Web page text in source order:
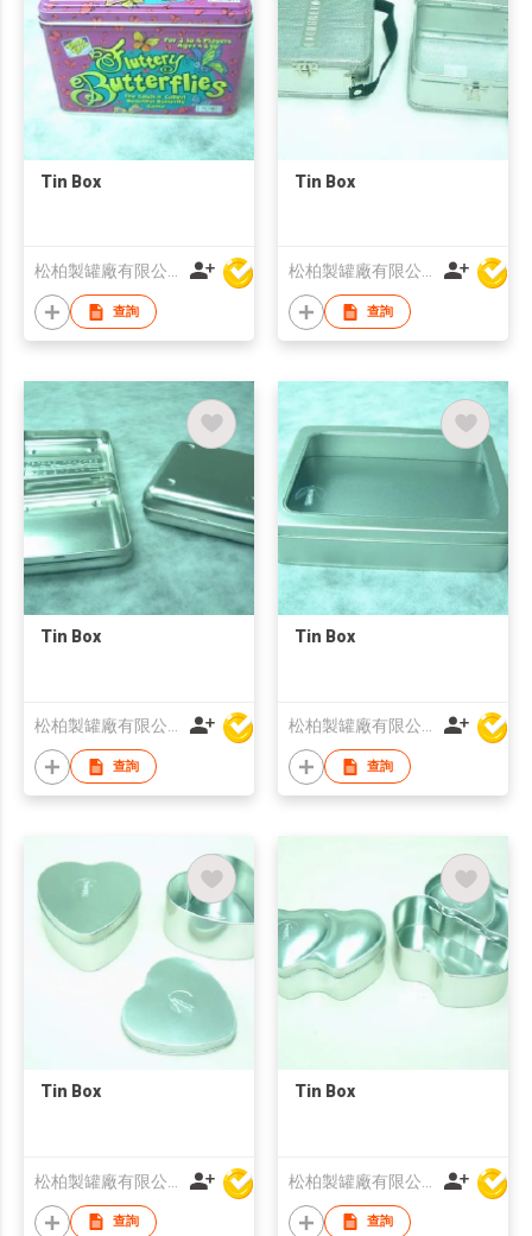
Tin Box
查詢
Tin Box
查詢
Tin Box
松柏製罐廠有限公司
查詢
Tin Box
松柏製罐廠有限公司
查詢
Tin Box
查詢
Tin Box
查詢